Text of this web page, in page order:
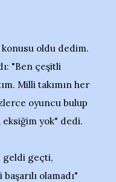
oldu dedim.
"Ben çeşitli
Milli takımın her
oyuncu bulup
yok" dedi.
geldi geçti,
olamadı"